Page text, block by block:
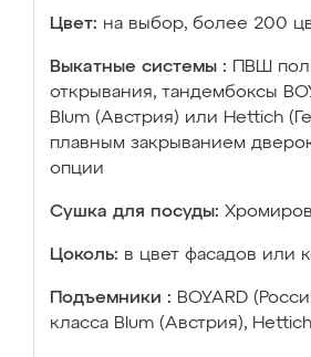
Цвет: на выбор, более 200
Выкатные системы :
ПВШ
открывания, тандембоксы
Blum (Австрия) или Hettich
плавным закрыванием
опции
Сушка для посуды:
Цоколь: в цвет фасадов или
Подъемники : BOYARD
класса Blum (Австрия),